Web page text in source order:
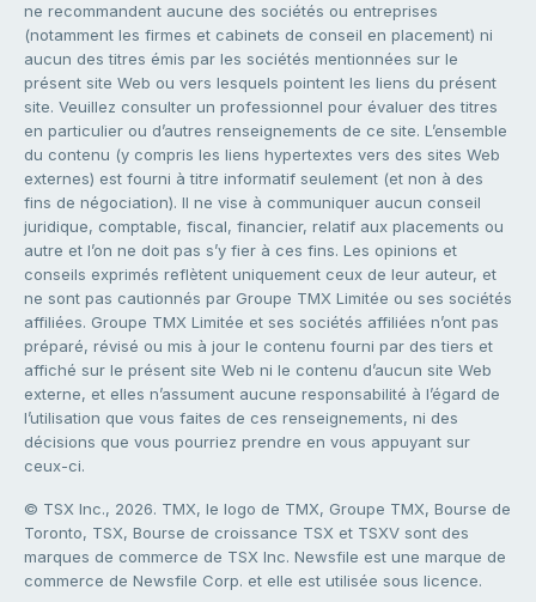
ne recommandent aucune des sociétés ou entreprises
(notamment les firmes et cabinets de conseil en placement) ni
aucun des titres émis par les sociétés mentionnées sur le
présent site Web ou vers lesquels pointent les liens du présent
site. Veuillez consulter un professionnel pour évaluer des titres
en particulier ou d’autres renseignements de ce site. L’ensemble
du contenu (y compris les liens hypertextes vers des sites Web
externes) est fourni à titre informatif seulement (et non à des
fins de négociation). Il ne vise à communiquer aucun conseil
juridique, comptable, fiscal, financier, relatif aux placements ou
autre et l’on ne doit pas s’y fier à ces fins. Les opinions et
conseils exprimés reflètent uniquement ceux de leur auteur, et
ne sont pas cautionnés par Groupe TMX Limitée ou ses sociétés
affiliées. Groupe TMX Limitée et ses sociétés affiliées n’ont pas
préparé, révisé ou mis à jour le contenu fourni par des tiers et
affiché sur le présent site Web ni le contenu d’aucun site Web
externe, et elles n’assument aucune responsabilité à l’égard de
l’utilisation que vous faites de ces renseignements, ni des
décisions que vous pourriez prendre en vous appuyant sur
ceux-ci.
© TSX Inc., 2026. TMX, le logo de TMX, Groupe TMX, Bourse de
Toronto, TSX, Bourse de croissance TSX et TSXV sont des
marques de commerce de TSX Inc. Newsfile est une marque de
commerce de Newsfile Corp. et elle est utilisée sous licence.